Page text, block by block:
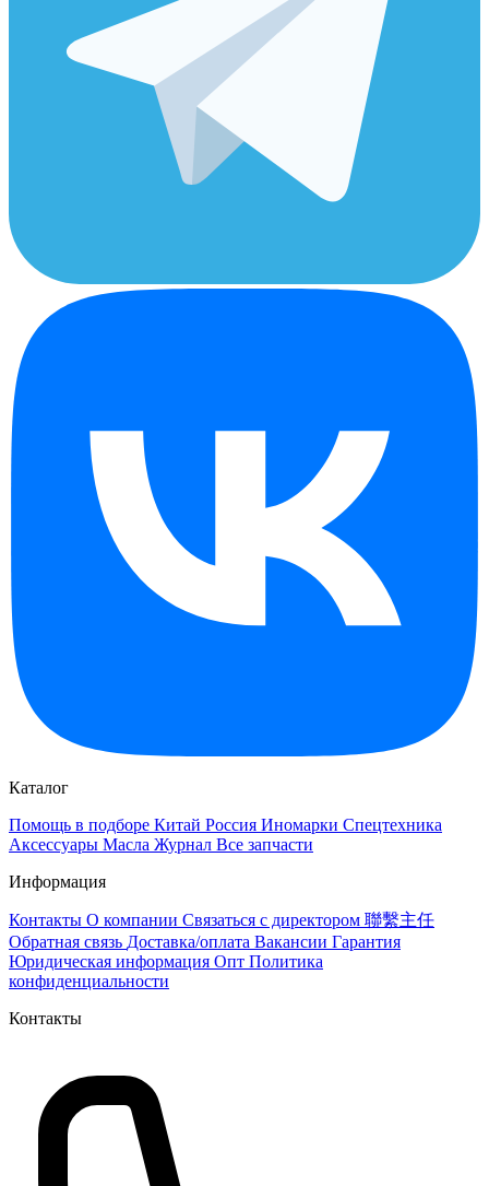
Каталог
Помощь в подборе Китай Россия Иномарки Спецтехника
Аксессуары Масла Журнал Все запчасти
Информация
Контакты О компании Связаться с директором 聯繫主任
Обратная связь Доставка/оплата Вакансии Гарантия
Юридическая информация Опт Политика
конфиденциальности
Контакты